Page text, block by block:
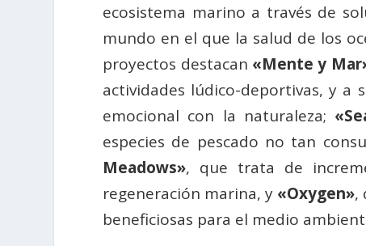
ecosistema marino a través de
mundo en el que la salud de los
proyectos destacan «Mente y
actividades lúdico-deportivas, y
emocional con la naturaleza;
especies de pescado no tan
Meadows», que trata de
regeneración marina, y «Oxygen»,
beneficiosas para el medio